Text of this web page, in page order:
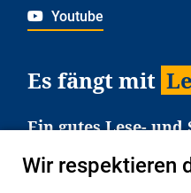
Youtube
Es fängt mit
Ein gutes Lese-
macht den
Es erleichtert den
Wir respektieren